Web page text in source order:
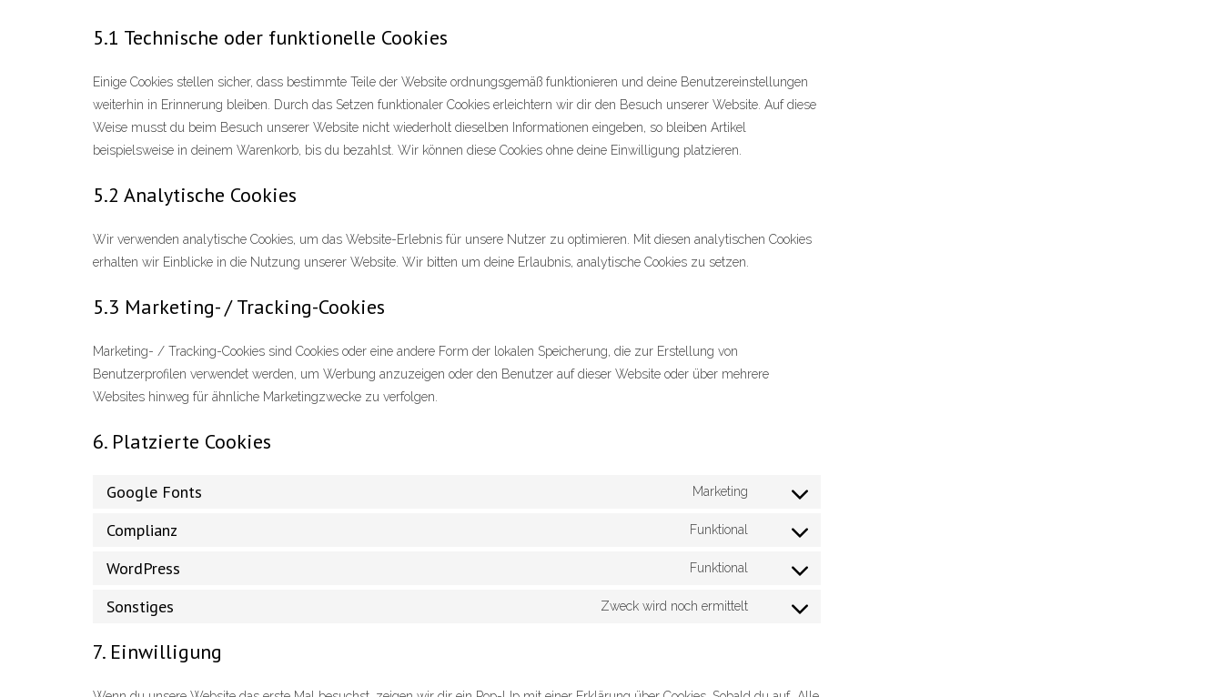
5.1 Technische oder funktionelle Cookies
Einige Cookies stellen sicher, dass bestimmte Teile der Website ordnungsgemäß funktionieren und deine Benutzereinstellungen
weiterhin in Erinnerung bleiben. Durch das Setzen funktionaler Cookies erleichtern wir dir den Besuch unserer Website. Auf diese
Weise musst du beim Besuch unserer Website nicht wiederholt dieselben Informationen eingeben, so bleiben Artikel
beispielsweise in deinem Warenkorb, bis du bezahlst. Wir können diese Cookies ohne deine Einwilligung platzieren.
5.2 Analytische Cookies
Wir verwenden analytische Cookies, um das Website-Erlebnis für unsere Nutzer zu optimieren. Mit diesen analytischen Cookies
erhalten wir Einblicke in die Nutzung unserer Website. Wir bitten um deine Erlaubnis, analytische Cookies zu setzen.
5.3 Marketing- / Tracking-Cookies
Marketing- / Tracking-Cookies sind Cookies oder eine andere Form der lokalen Speicherung, die zur Erstellung von
Benutzerprofilen verwendet werden, um Werbung anzuzeigen oder den Benutzer auf dieser Website oder über mehrere
Websites hinweg für ähnliche Marketingzwecke zu verfolgen.
6. Platzierte Cookies
Google Fonts Marketing
Consent
google-
Complianz Funktional
Consent
complianz
WordPress Funktional
Consent
Sonstiges Zweck wird noch ermittelt
Consent
7. Einwilligung